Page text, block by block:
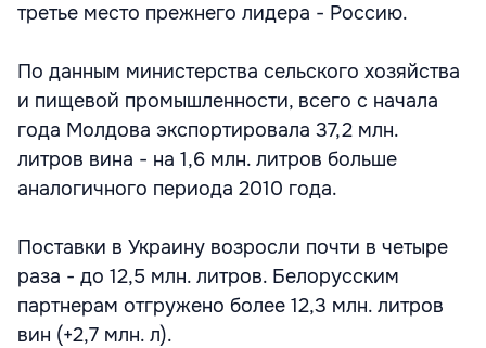
третье место прежнего лидера - Россию.
По данным министерства сельского хозяйства
и пищевой промышленности, всего с начала
года Молдова экспортировала 37,2 млн.
литров вина - на 1,6 млн. литров больше
аналогичного периода 2010 года.
Поставки в Украину возросли почти в четыре
раза - до 12,5 млн. литров. Белорусским
партнерам отгружено более 12,3 млн. литров
вин (+2,7 млн. л).